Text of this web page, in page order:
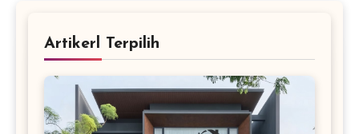
Artikerl Terpilih